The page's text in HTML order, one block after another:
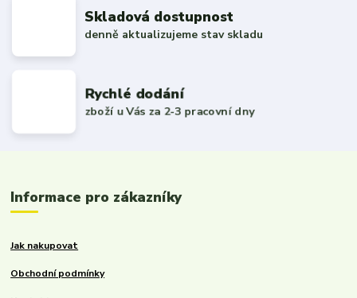
Skladová dostupnost
denně aktualizujeme stav skladu
Rychlé dodání
zboží u Vás za 2-3 pracovní dny
Informace pro zákazníky
Jak nakupovat
Obchodní podmínky